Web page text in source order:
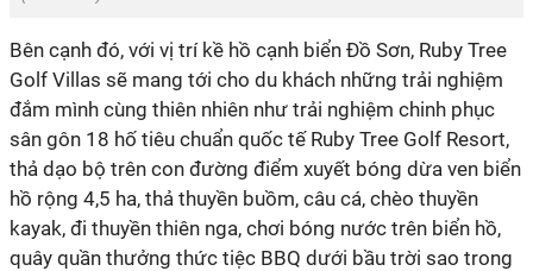
Bên cạnh đó, với vị trí kề hồ cạnh biển Đồ Sơn, Ruby Tree
Golf Villas sẽ mang tới cho du khách những trải nghiệm
đắm mình cùng thiên nhiên như trải nghiệm chinh phục
sân gôn 18 hố tiêu chuẩn quốc tế Ruby Tree Golf Resort,
thả dạo bộ trên con đường điểm xuyết bóng dừa ven biển
hồ rộng 4,5 ha, thả thuyền buồm, câu cá, chèo thuyền
kayak, đi thuyền thiên nga, chơi bóng nước trên biển hồ,
quây quần thưởng thức tiệc BBQ dưới bầu trời sao trong